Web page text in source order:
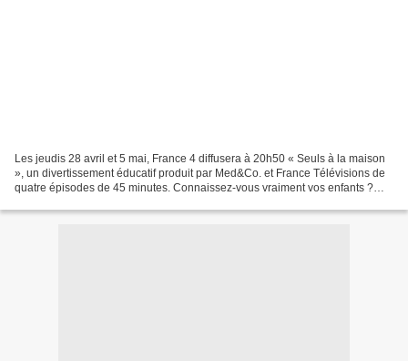
Les jeudis 28 avril et 5 mai, France 4 diffusera à 20h50 « Seuls à la maison
», un divertissement éducatif produit par Med&Co. et France Télévisions de
quatre épisodes de 45 minutes. Connaissez-vous vraiment vos enfants ?